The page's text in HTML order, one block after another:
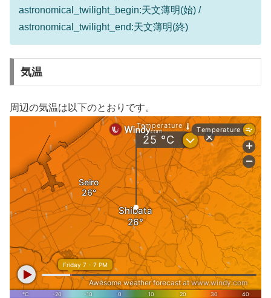
astronomical_twilight_begin:天文薄明(始) /
astronomical_twilight_end:天文薄明(終)
気温
周辺の気温は以下のとおりです。